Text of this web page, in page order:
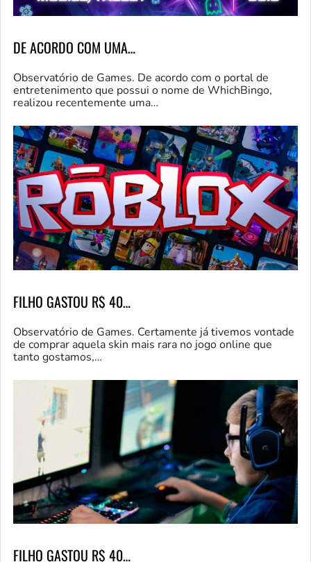
DE ACORDO COM UMA…
Observatório de Games. De acordo com o portal de
entretenimento que possui o nome de WhichBingo,
realizou recentemente uma…
FILHO GASTOU R$ 40…
Observatório de Games. Certamente já tivemos vontade
de comprar aquela skin mais rara no jogo online que
tanto gostamos,…
FILHO GASTOU R$ 40…